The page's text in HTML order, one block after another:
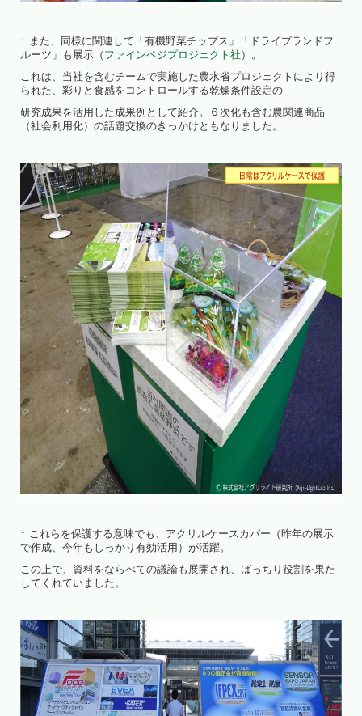
↑ また、同様に関連して「有機野菜チップス」「ドライブランドフ
ルーツ」も展示（ ファインベジプロジェクト社 ）。
これは、当社を含むチームで実施した農水省プロジェクトにより得
られた、彩りと食感をコントロールする乾燥条件設定の
研究成果を活用した成果例として紹介。６次化も含む農関連商品
（社会利用化）の話題交換のきっかけともなりました。
↑ これらを保護する意味でも、アクリルケースカバー（昨年の展示
で作成、今年もしっかり有効活用）が活躍。
この上で、資料をならべての議論も展開され、ばっちり役割を果た
してくれていました。